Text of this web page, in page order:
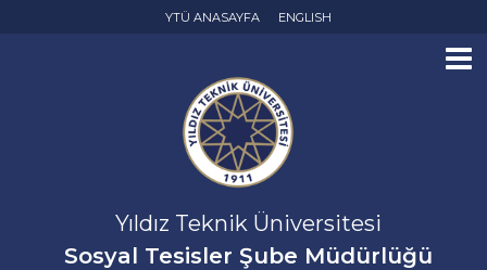
YTÜ ANASAYFA ENGLISH
Yıldız Teknik Üniversitesi
Sosyal Tesisler Şube Müdürlüğü